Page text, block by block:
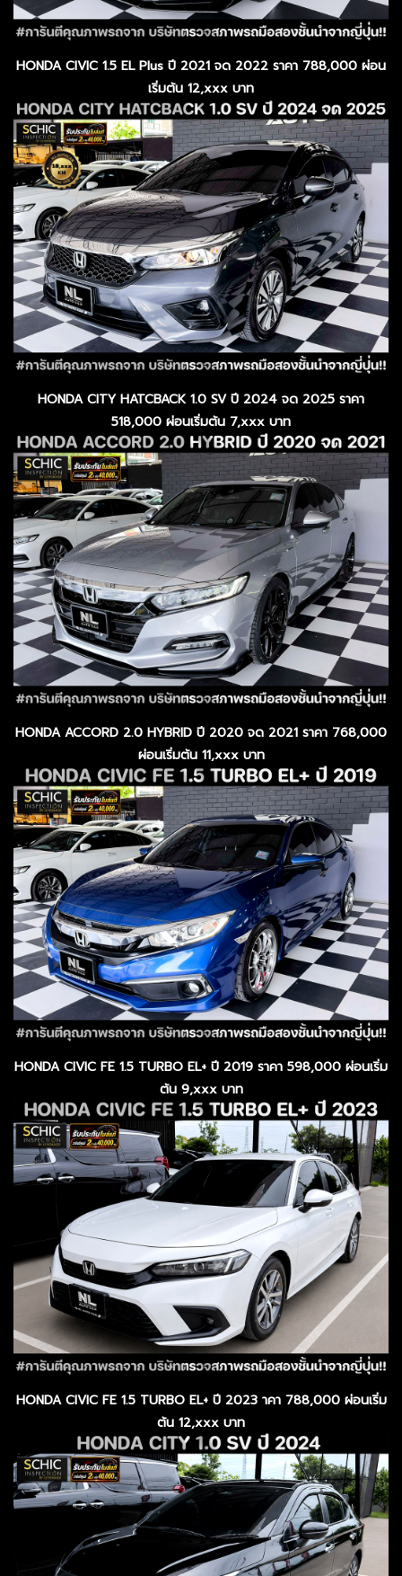
HONDA CIVIC 1.5 EL Plus ปี 2021 จด 2022 ราคา 788,000 ผ่อน
เริ่มต้น 12,xxx บาท
HONDA CITY HATCBACK 1.0 SV ปี 2024 จด 2025 ราคา
518,000 ผ่อนเริ่มต้น 7,xxx บาท
HONDA ACCORD 2.0 HYBRID ปี 2020 จด 2021 ราคา 768,000
ผ่อนเริ่มต้น 11,xxx บาท
HONDA CIVIC FE 1.5 TURBO EL+ ปี 2019 ราคา 598,000 ผ่อนเริ่ม
ต้น 9,xxx บาท
HONDA CIVIC FE 1.5 TURBO EL+ ปี 2023 าคา 788,000 ผ่อนเริ่ม
ต้น 12,xxx บาท